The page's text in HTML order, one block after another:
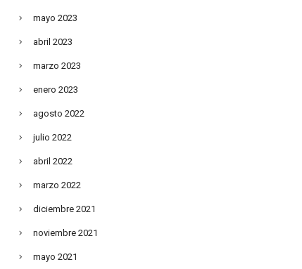
mayo 2023
abril 2023
marzo 2023
enero 2023
agosto 2022
julio 2022
abril 2022
marzo 2022
diciembre 2021
noviembre 2021
mayo 2021